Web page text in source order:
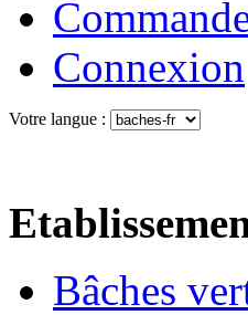
Connexion
Votre langue :
Bâches